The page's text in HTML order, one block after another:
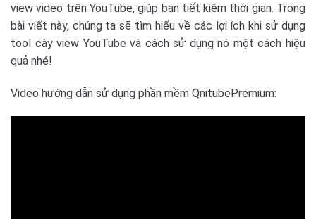
view video trên YouTube, giúp bạn tiết kiệm thời gian. Trong
bài viết này, chúng ta sẽ tìm hiểu về các lợi ích khi sử dụng
tool cày view YouTube và cách sử dụng nó một cách hiệu
quả nhé!
Video hướng dẫn sử dụng phần mềm QnitubePremium: